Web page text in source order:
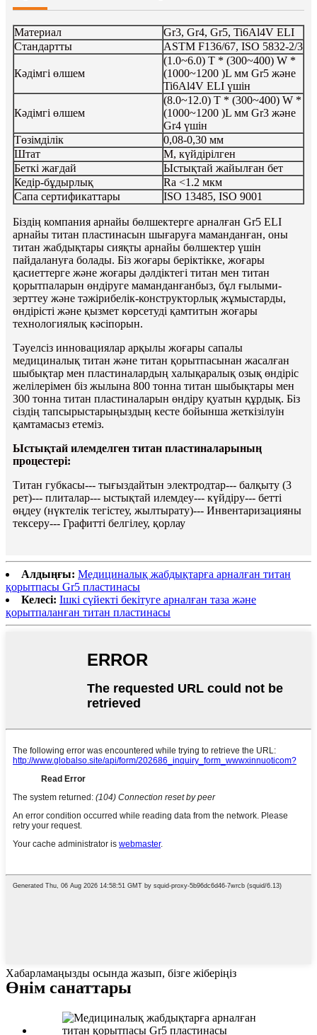
Материал
Gr3, Gr4, Gr5, Ti6Al4V ELI
Стандартты
ASTM F136/67, ISO 5832-2/3
Кәдімгі өлшем
(1.0~6.0) T * (300~400) W *
(1000~1200 )L мм Gr5 және
Ti6Al4V ELI үшін
Кәдімгі өлшем
(8.0~12.0) T * (300~400) W *
(1000~1200 )L мм Gr3 және
Gr4 үшін
Төзімділік
0,08-0,30 мм
Штат
M, күйдірілген
Беткі жағдай
Ыстықтай жайылған бет
Кедір-бұдырлық
Ra <1.2 мкм
Сапа сертификаттары
ISO 13485, ISO 9001
Біздің компания арнайы бөлшектерге арналған Gr5 ELI
арнайы титан пластинасын шығаруға маманданған, оны
титан жабдықтары сияқты арнайы бөлшектер үшін
пайдалануға болады. Біз жоғары беріктікке, жоғары
қасиеттерге және жоғары дәлдіктегі титан мен титан
қорытпаларын өндіруге маманданғанбыз, бұл ғылыми-
зерттеу және тәжірибелік-конструкторлық жұмыстарды,
өндірісті және қызмет көрсетуді қамтитын жоғары
технологиялық кәсіпорын.
Тәуелсіз инновациялар арқылы жоғары сапалы
медициналық титан және титан қорытпасынан жасалған
шыбықтар мен пластиналардың халықаралық озық өндіріс
желілерімен біз жылына 800 тонна титан шыбықтары мен
300 тонна титан пластиналарын өндіру қуатын құрдық. Біз
сіздің тапсырыстарыңыздың кесте бойынша жеткізілуін
қамтамасыз етеміз.
Ыстықтай илемделген титан пластиналарының
процестері:
Титан губкасы--- тығыздайтын электродтар--- балқыту (3
рет)--- плиталар--- ыстықтай илемдеу--- күйдіру--- бетті
өңдеу (нүктелік тегістеу, жылтырату)--- Инвентаризацияны
тексеру--- Графитті белгілеу, қорлау
Алдыңғы: Медициналық жабдықтарға арналған титан
қорытпасы Gr5 пластинасы
Келесі: Ішкі сүйекті бекітуге арналған таза және
қорытпаланған титан пластинасы
Хабарламаңызды осында жазып, бізге жіберіңіз
Өнім санаттары